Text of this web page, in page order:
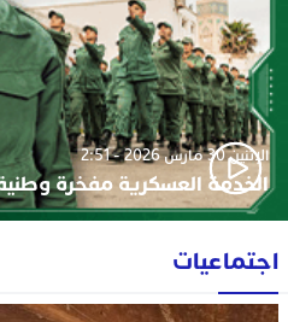
الإثنين 30 مارس 2026 - 2:51
الخدمة العسكرية مفخرة
اجتماعيات